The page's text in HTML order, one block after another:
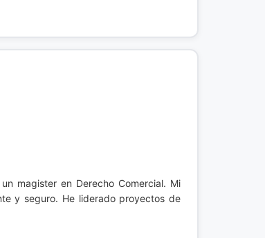
magister en Derecho Comercial. Mi
y seguro. He liderado proyectos de